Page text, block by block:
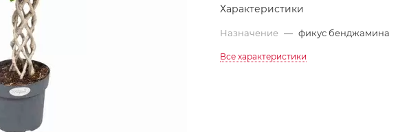
Характеристики
Назначение — фикус бенджамина
Все характеристики